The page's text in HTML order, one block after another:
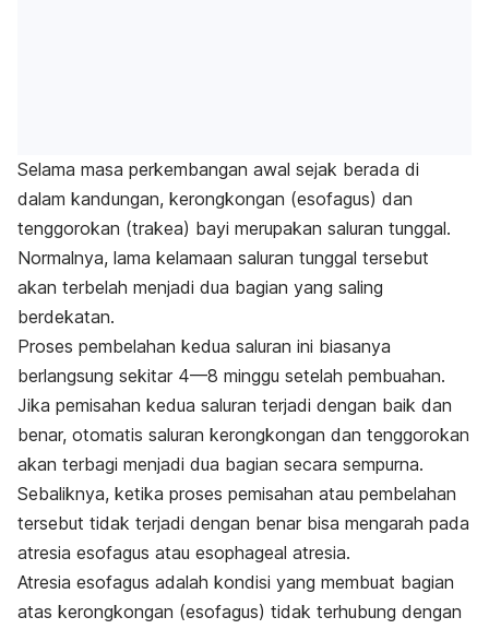
Selama masa perkembangan awal sejak berada di
dalam kandungan, kerongkongan (esofagus) dan
tenggorokan (trakea) bayi merupakan saluran tunggal.
Normalnya, lama kelamaan saluran tunggal tersebut
akan terbelah menjadi dua bagian yang saling
berdekatan.
Proses pembelahan kedua saluran ini biasanya
berlangsung sekitar 4—8 minggu setelah pembuahan.
Jika pemisahan kedua saluran terjadi dengan baik dan
benar, otomatis saluran kerongkongan dan tenggorokan
akan terbagi menjadi dua bagian secara sempurna.
Sebaliknya, ketika proses pemisahan atau pembelahan
tersebut tidak terjadi dengan benar bisa mengarah pada
atresia esofagus atau esophageal atresia.
Atresia esofagus adalah kondisi yang membuat bagian
atas kerongkongan (esofagus) tidak terhubung dengan